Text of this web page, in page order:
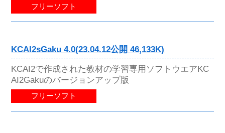
フリーソフト
KCAI2sGaku 4.0(23.04.12公開 46,133K)
KCAI2で作成された教材の学習専用ソフトウエアKC
AI2Gakuのバージョンアップ版
フリーソフト